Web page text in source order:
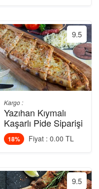
9.5
Kargo :
Yazıhan Kıymalı
Kaşarlı Pide Siparişi
18% Fiyat : 0.00 TL
9.5